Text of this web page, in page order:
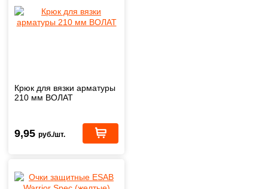
Крюк для вязки арматуры
210 мм ВОЛАТ
9,95 руб./шт.